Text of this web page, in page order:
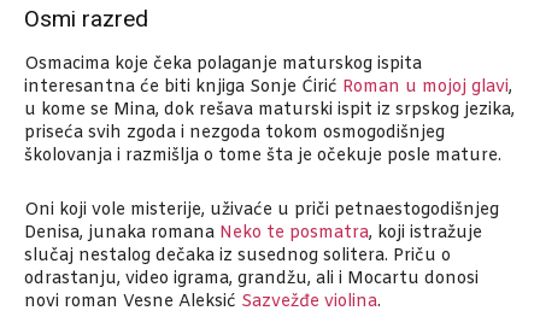
Osmi razred
Osmacima koje čeka polaganje maturskog ispita
interesantna će biti knjiga Sonje Ćirić Roman u mojoj glavi,
u kome se Mina, dok rešava maturski ispit iz srpskog jezika,
priseća svih zgoda i nezgoda tokom osmogodišnjeg
školovanja i razmišlja o tome šta je očekuje posle mature.
Oni koji vole misterije, uživaće u priči petnaestogodišnjeg
Denisa, junaka romana Neko te posmatra, koji istražuje
slučaj nestalog dečaka iz susednog solitera. Priču o
odrastanju, video igrama, grandžu, ali i Mocartu donosi
novi roman Vesne Aleksić Sazvežđe violina.